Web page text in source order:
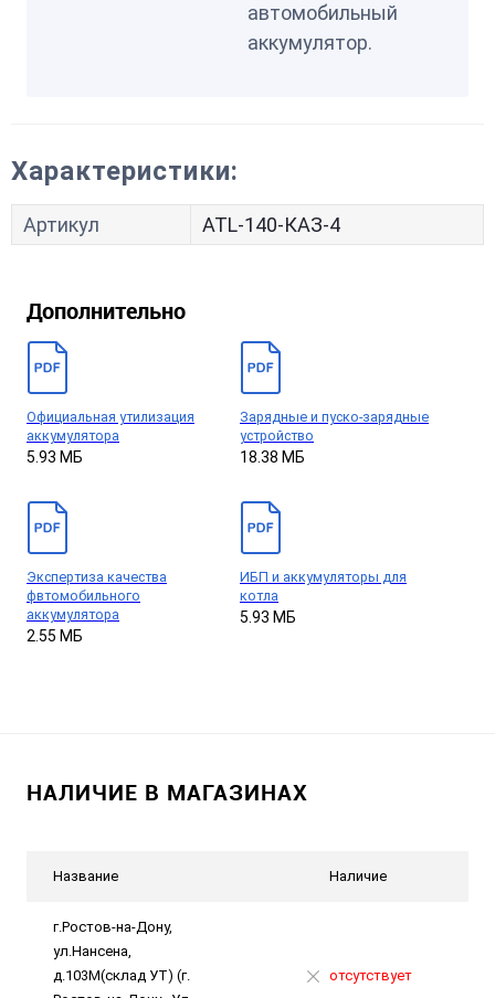
автомобильный
аккумулятор.
Характеристики:
Артикул ATL-140-КАЗ-4
Дополнительно
Официальная утилизация
аккумулятора
5.93 МБ
Зарядные и пуско-зарядные
устройство
18.38 МБ
Экспертиза качества
фвтомобильного
аккумулятора
2.55 МБ
ИБП и аккумуляторы для
котла
5.93 МБ
НАЛИЧИЕ В МАГАЗИНАХ
Название Наличие
г.Ростов-на-Дону,
ул.Нансена,
д.103М(склад УТ) (г.
отсутствует